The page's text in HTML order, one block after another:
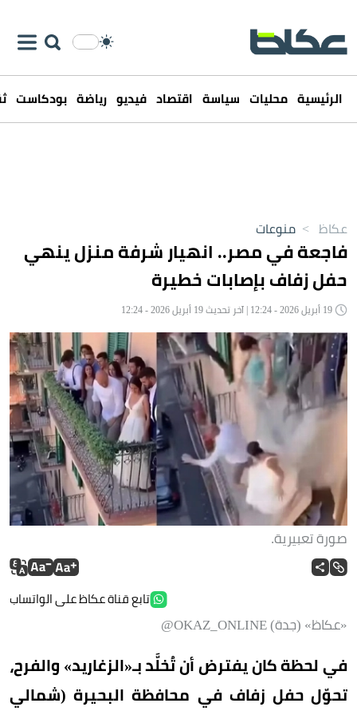
الرئيسية محليات سياسة اقتصاد فيديو رياضة بودكاست
عكاظ > منوعات
فاجعة في مصر.. انهيار شرفة منزل ينهي
حفل زفاف بإصابات خطيرة
صورة تعبيرية.
تابع قناة عكاظ على الواتساب
«عكاظ» (جدة) OKAZ_ONLINE@
في لحظة كان يفترض أن تُخلَّد بـ«الزغاريد» والفرح،
تحوّل حفل زفاف في محافظة البحيرة (شمالي